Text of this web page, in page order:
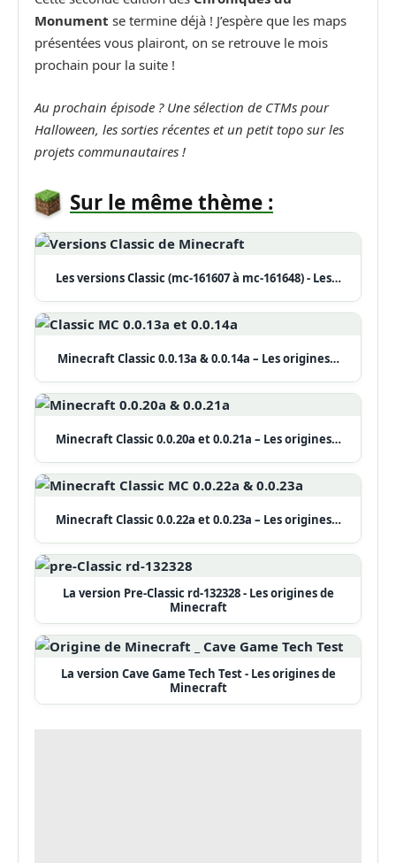
Monument se termine déjà ! J’espère que les maps
présentées vous plairont, on se retrouve le mois
prochain pour la suite !
Au prochain épisode ? Une sélection de CTMs pour
Halloween, les sorties récentes et un petit topo sur les
projets communautaires !
Sur le même thème :
Les versions Classic (mc-161607 à mc-161648) - Les…
Minecraft Classic 0.0.13a & 0.0.14a – Les origines…
Minecraft Classic 0.0.20a et 0.0.21a – Les origines…
Minecraft Classic 0.0.22a et 0.0.23a – Les origines…
La version Pre-Classic rd-132328 - Les origines de
Minecraft
La version Cave Game Tech Test - Les origines de
Minecraft